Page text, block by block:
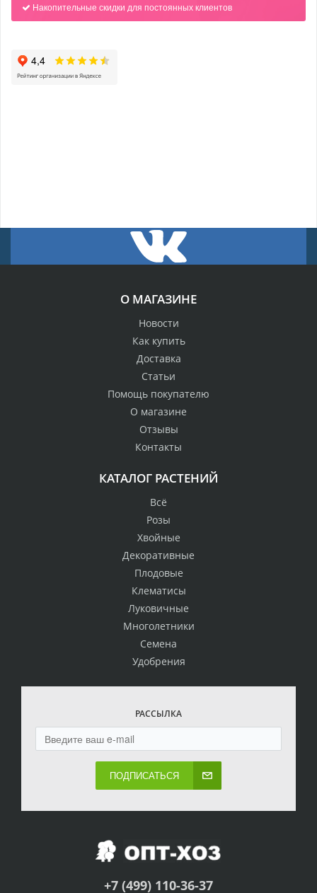
Накопительные скидки для постоянных клиентов
О МАГАЗИНЕ
Новости
Как купить
Доставка
Статьи
Помощь покупателю
О магазине
Отзывы
Контакты
КАТАЛОГ РАСТЕНИЙ
Всё
Розы
Хвойные
Декоративные
Плодовые
Клематисы
Луковичные
Многолетники
Семена
Удобрения
РАССЫЛКА
ПОДПИСАТЬСЯ
+7 (499) 110-36-37